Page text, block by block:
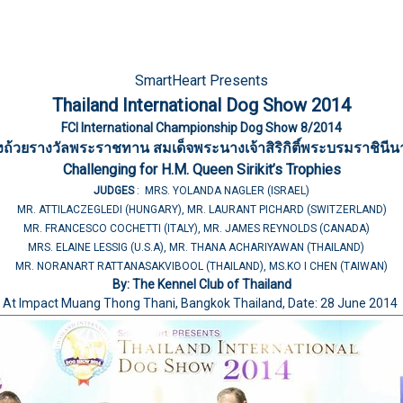
SmartHeart Presents
Thailand International Dog Show 2014
FCI International Championship Dog Show 8/2014
ถ้วยรางวัลพระราชทาน สมเด็จพระนางเจ้าสิริกิติ์พระบรมราชินีน
Challenging for H.M. Queen Sirikit’s Trophies
JUDGES: MRS. YOLANDA NAGLER (ISRAEL)
MR. ATTILACZEGLEDI (HUNGARY), MR. LAURANT PICHARD (SWITZERLAND)
MR. FRANCESCO COCHETTI (ITALY), MR. JAMES REYNOLDS (CANADA)
MRS. ELAINE LESSIG (U.S.A), MR. THANA ACHARIYAWAN (THAILAND)
MR. NORANART RATTANASAKVIBOOL (THAILAND), MS.KO I CHEN (TAIWAN)
By: The Kennel Club of Thailand
At Impact Muang Thong Thani, Bangkok Thailand, Date: 28 June 2014